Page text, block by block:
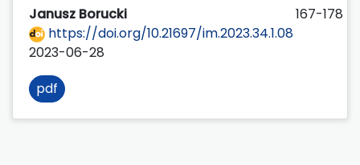
Janusz Borucki
167-178
https://doi.org/10.21697/im.2023.34.1.08
2023-06-28
pdf